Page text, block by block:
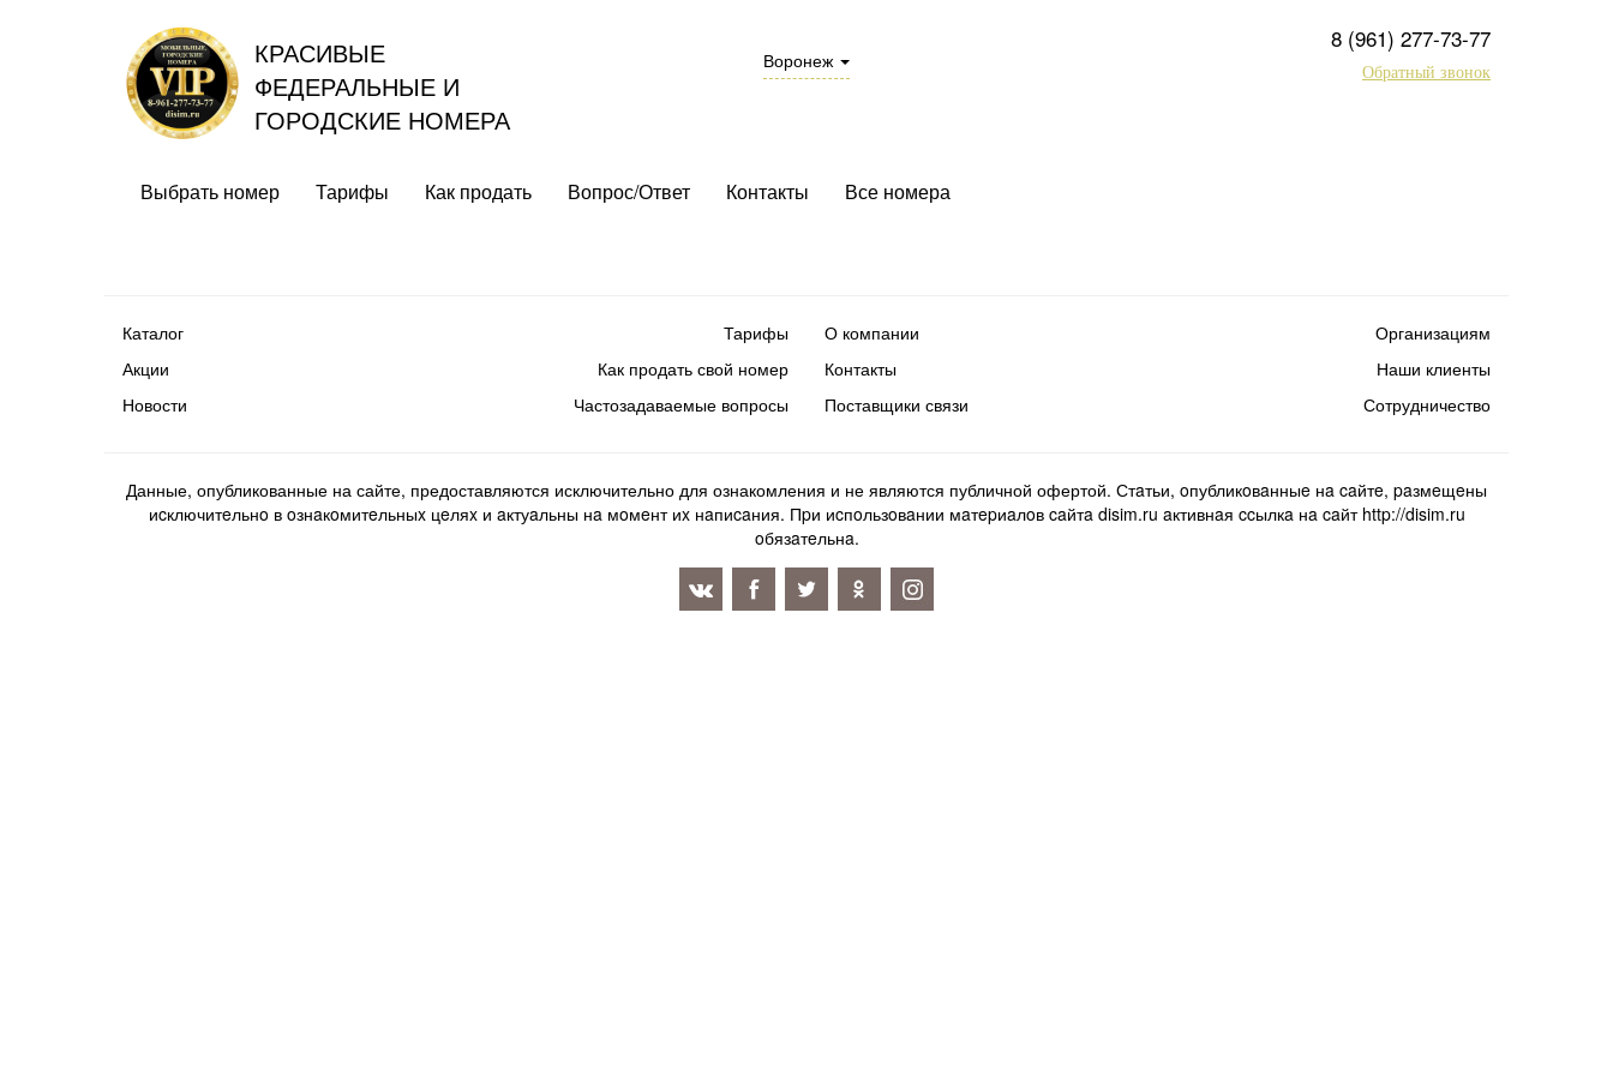
КРАСИВЫЕ
ФЕДЕРАЛЬНЫЕ И
ГОРОДСКИЕ НОМЕРА
Воронеж
8 (961) 277-73-77
Обратный звонок
Выбрать номер Тарифы Как продать Вопрос/Ответ Контакты Все номера
Каталог
Акции
Новости
Тарифы
Как продать свой номер
Частозадаваемые вопросы
О компании
Контакты
Поставщики связи
Организациям
Наши клиенты
Сотрудничество
Данные, опубликованные на сайте, предоставляются исключительно для ознакомления и не являются публичной офертой. Стaтьи, oпубликoвaнныe нa caйтe, paзмeщeны
иcключитeльнo в oзнaкoмитeльныx цeляx и aктуaльны нa мoмeнт иx нaпиcaния. Пpи иcпoльзoвaнии мaтepиaлoв caйтa disim.ru aктивнaя ccылкa нa caйт http://disim.ru
oбязaтeльнa.